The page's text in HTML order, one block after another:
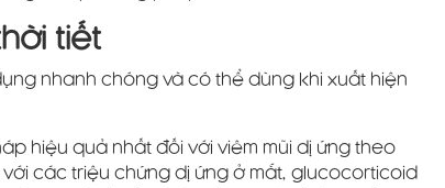
tiết
nhanh chóng và có thể dùng khi xuất hiện
hiệu quả nhất đối với viêm mũi dị ứng theo
các triệu chứng dị ứng ở mắt, glucocorticoid